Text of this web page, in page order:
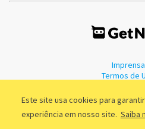
Este site usa cookies para
experiência em nosso site. Saiba
Imprensa
Termos de